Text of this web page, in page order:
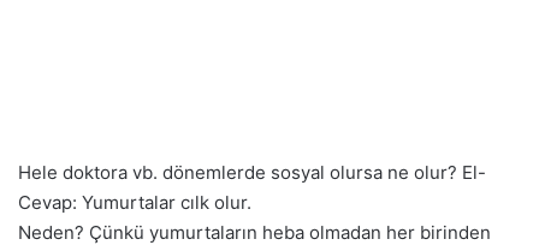
Hele doktora vb. dönemlerde sosyal olursa ne olur? El-
Cevap: Yumurtalar cılk olur.
Neden? Çünkü yumurtaların heba olmadan her birinden